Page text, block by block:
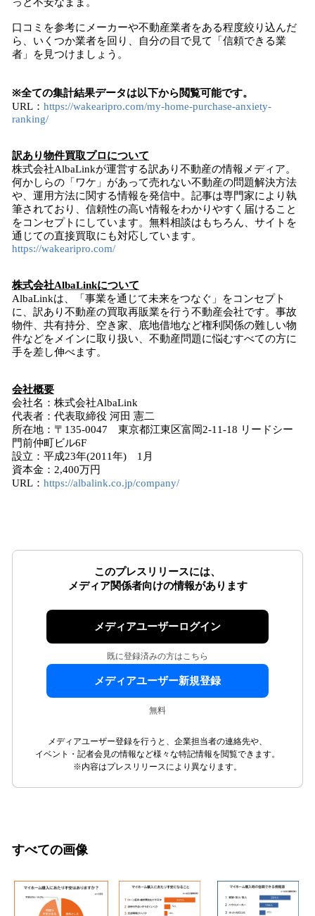
口コミを参考にメーカーや不動産業者をある程度絞り込んだ
ら、いくつか業者を回り、自分の目で見て「信頼できる業
者」を見つけましょう。
※全ての集計結果データは以下から閲覧可能です。
URL： https://wakearipro.com/my-home-purchase-anxiety-
ranking/
訳あり物件買取プロについて
株式会社AlbaLinkが運営する訳あり不動産の情報メディア。
何かしらの「ワケ」があって売れない不動産の問題解決方法
や、運用方法に関する情報を発信中。記事は専門家により執
筆されており、信頼性の高い情報をわかりやすく届けること
をコンセプトにしています。無料相談はもちろん、サイトを
通じての直接買取にも対応しています。
https://wakearipro.com/
株式会社AlbaLinkについて
AlbaLinkは、「事業を通じて未来をつなぐ」をコンセプト
に、訳あり不動産の買取再販業を行う不動産会社です。事故
物件、共有持分、空き家、底地借地など権利関係の難しい物
件などをメインに取り扱い、不動産問題に悩むすべての方に
手を差し伸べます。
会社概要
会社名：株式会社AlbaLink
代表者：代表取締役 河田 憲二
所在地：〒135-0047 東京都江東区富岡2-11-18 リードシー
門前仲町ビル6F
設立：平成23年(2011年) 1月
資本金：2,400万円
URL： https://albalink.co.jp/company/
このプレスリリースには、
メディア関係者向けの情報があります
メディアユーザーログイン
既に登録済みの方はこちら
メディアユーザー新規登録
無料
メディアユーザー登録を行うと、企業担当者の連絡先や、
イベント・記者会見の情報など様々な特記情報を閲覧できます。
※内容はプレスリリースにより異なります。
すべての画像